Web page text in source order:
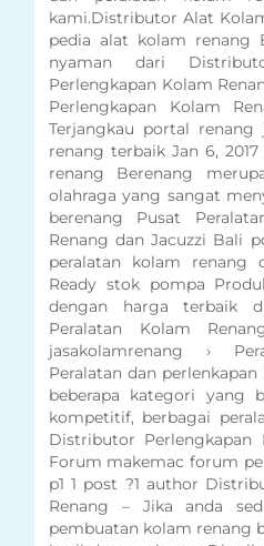
kami.Distributor Alat
pedia alat kolam renang
nyaman dari
Perlengkapan Kolam
Perlengkapan Kolam
Terjangkau portal
renang terbaik Jan 6,
renang Berenang
olahraga yang sangat
berenang Pusat
Renang dan Jacuzzi Bali
peralatan kolam renang
Ready stok pompa
dengan harga terbaik
Peralatan Kolam
jasakolamrenang ›
Peralatan dan
beberapa kategori yang
kompetitif, berbagai
Distributor Perlengkapan
Forum makemac forum
p1 1 post ?1 author
Renang – Jika anda
pembuatan kolam renang